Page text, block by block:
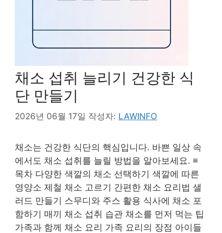
채소 섭취 늘리기 건강한 식
단 만들기
2026년 06월 17일 작성자: LAWINFO
채소는 건강한 식단의 핵심입니다. 바쁜 일상 속
에서도 채소 섭취를 늘릴 방법을 알아보세요. ≡
목차 다양한 색깔의 채소 선택하기 색깔에 따른
영양소 제철 채소 고르기 간편한 채소 요리법 샐
러드 만들기 스무디와 주스 활용 식사에 채소 포
함하기 매끼 채소 섭취 습관 채소를 먼저 먹는 팁
가족과 함께 채소 요리 가족 요리의 장점 아이들